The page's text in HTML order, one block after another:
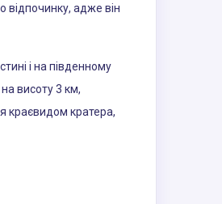
відпочинку, адже він
і на південному
висоту 3 км,
краєвидом кратера,